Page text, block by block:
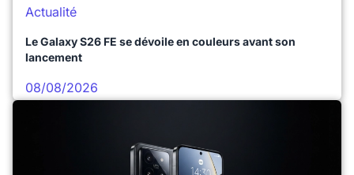
Actualité
Le Galaxy S26 FE se dévoile en couleurs avant son
lancement
08/08/2026